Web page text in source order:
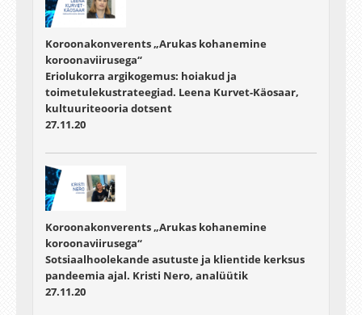
Koroonakonverents „Arukas kohanemine
koroonaviirusega“
Eriolukorra argikogemus: hoiakud ja
toimetulekustrateegiad. Leena Kurvet-Käosaar,
kultuuriteooria dotsent
27.11.20
Koroonakonverents „Arukas kohanemine
koroonaviirusega“
Sotsiaalhoolekande asutuste ja klientide kerksus
pandeemia ajal. Kristi Nero, analüütik
27.11.20